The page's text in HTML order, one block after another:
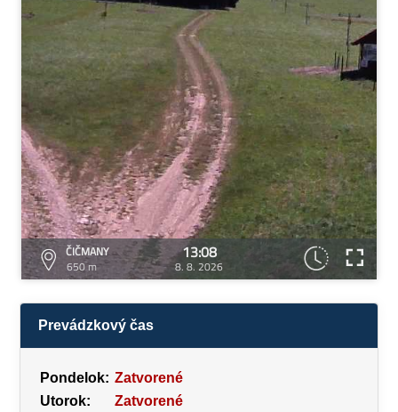
ČIČMANY
650 m
13:08
8. 8. 2026
Prevádzkový čas
Pondelok: Zatvorené
Utorok:
Zatvorené